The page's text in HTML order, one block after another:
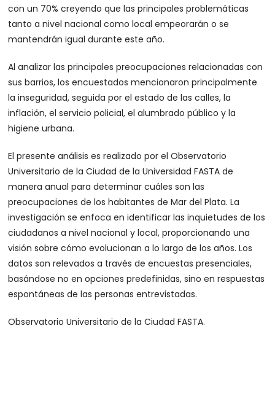
con un 70% creyendo que las principales problemáticas
tanto a nivel nacional como local empeorarán o se
mantendrán igual durante este año.
Al analizar las principales preocupaciones relacionadas con
sus barrios, los encuestados mencionaron principalmente
la inseguridad, seguida por el estado de las calles, la
inflación, el servicio policial, el alumbrado público y la
higiene urbana.
El presente análisis es realizado por el Observatorio
Universitario de la Ciudad de la Universidad FASTA de
manera anual para determinar cuáles son las
preocupaciones de los habitantes de Mar del Plata. La
investigación se enfoca en identificar las inquietudes de los
ciudadanos a nivel nacional y local, proporcionando una
visión sobre cómo evolucionan a lo largo de los años. Los
datos son relevados a través de encuestas presenciales,
basándose no en opciones predefinidas, sino en respuestas
espontáneas de las personas entrevistadas.
Observatorio Universitario de la Ciudad FASTA.